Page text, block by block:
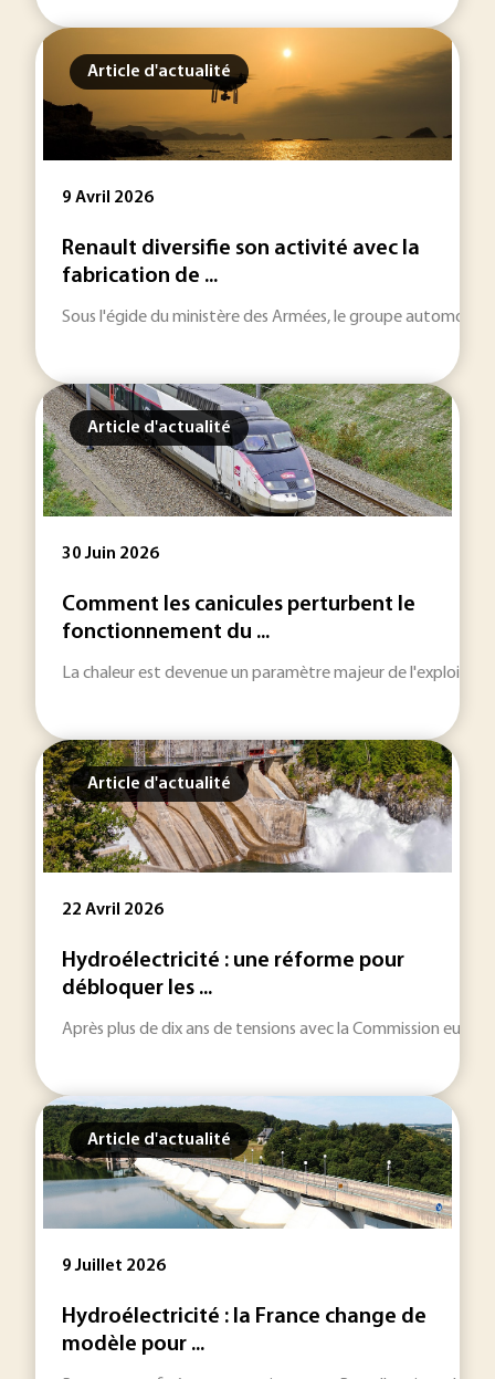
Article d'actualité
9 Avril 2026
Renault diversifie son activité avec la
fabrication de ...
Sous l'égide du ministère des Armées, le groupe
Article d'actualité
30 Juin 2026
Comment les canicules perturbent le
fonctionnement du ...
La chaleur est devenue un paramètre majeur de
Article d'actualité
22 Avril 2026
Hydroélectricité : une réforme pour
débloquer les ...
Après plus de dix ans de tensions avec la Commission
Article d'actualité
9 Juillet 2026
Hydroélectricité : la France change de
modèle pour ...